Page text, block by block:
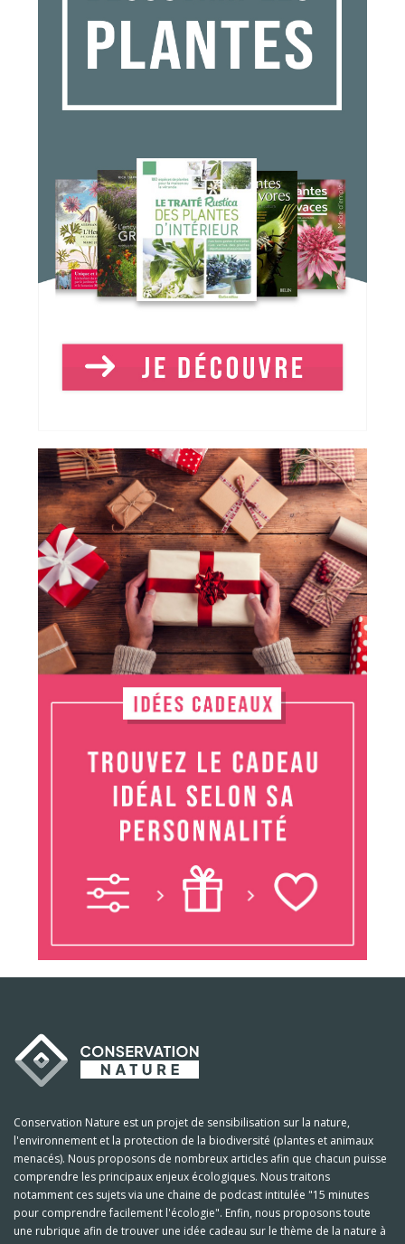
Conservation Nature est un projet de sensibilisation sur la nature,
l'environnement et la protection de la biodiversité (plantes et animaux
menacés). Nous proposons de nombreux articles afin que chacun puisse
comprendre les principaux enjeux écologiques. Nous traitons
notamment ces sujets via une chaine de podcast intitulée "15 minutes
pour comprendre facilement l'écologie". Enfin, nous proposons toute
une rubrique afin de trouver une idée cadeau sur le thème de la nature à